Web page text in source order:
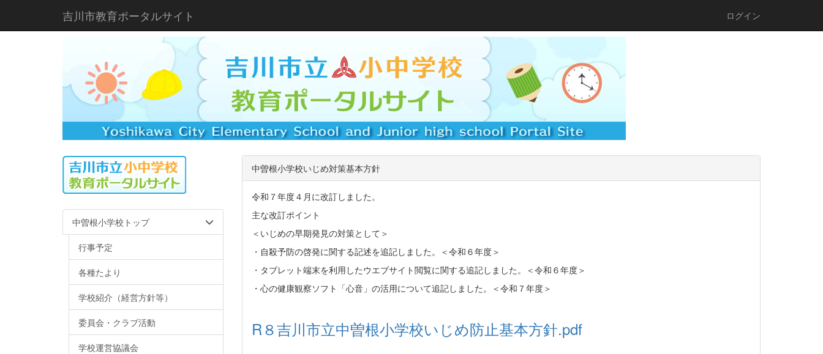
吉川市教育ポータルサイト ログイン
中曽根小学校いじめ対策基本方針
令和７年度４月に改訂しました。
主な改訂ポイント
＜いじめの早期発見の対策として＞
・自殺予防の啓発に関する記述を追記しました。＜令和６年度＞
・タブレット端末を利用したウエブサイト閲覧に関する追記しました。＜令和６年度＞
・心の健康観察ソフト「心音」の活用について追記しました。＜令和７年度＞
R８吉川市立中曽根小学校いじめ防止基本方針.pdf
中曽根小学校トップ
行事予定
各種たより
学校紹介（経営方針等）
委員会・クラブ活動
学校運営協議会